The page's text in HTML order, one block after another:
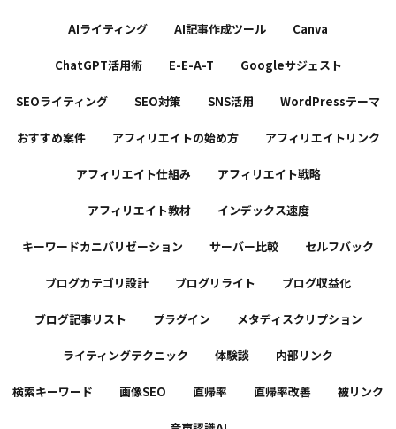
AIライティング AI記事作成ツール Canva
ChatGPT活用術 E-E-A-T Googleサジェスト
SEOライティング SEO対策 SNS活用 WordPressテーマ
おすすめ案件 アフィリエイトの始め方 アフィリエイトリンク
アフィリエイト仕組み アフィリエイト戦略
アフィリエイト教材 インデックス速度
キーワードカニバリゼーション サーバー比較 セルフバック
ブログカテゴリ設計 ブログリライト ブログ収益化
ブログ記事リスト プラグイン メタディスクリプション
ライティングテクニック 体験談 内部リンク
検索キーワード 画像SEO 直帰率 直帰率改善 被リンク